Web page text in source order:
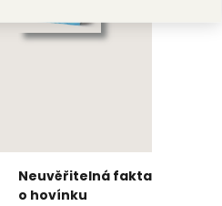
Neuvěřitelná fakta
o hovínku